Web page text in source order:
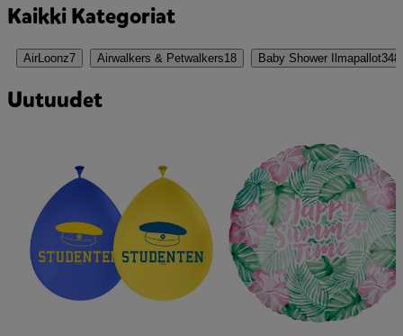
Kaikki Kategoriat
AirLoonz7 Airwalkers & Petwalkers18 Baby Shower Ilmapallot348
Uutuudet